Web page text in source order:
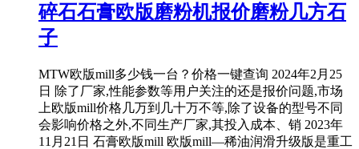
碎石石膏欧版磨粉机报价磨粉几方石
子
MTW欧版mill多少钱一台？价格一键查询 2024年2月25
日 除了厂家,性能参数等用户关注的还是报价问题,市场
上欧版mill价格几万到几十万不等,除了设备的型号不同
会影响价格之外,不同生产厂家,其投入成本、销 2023年
11月21日 石膏欧版mill 欧版mill—稀油润滑升级版是重工